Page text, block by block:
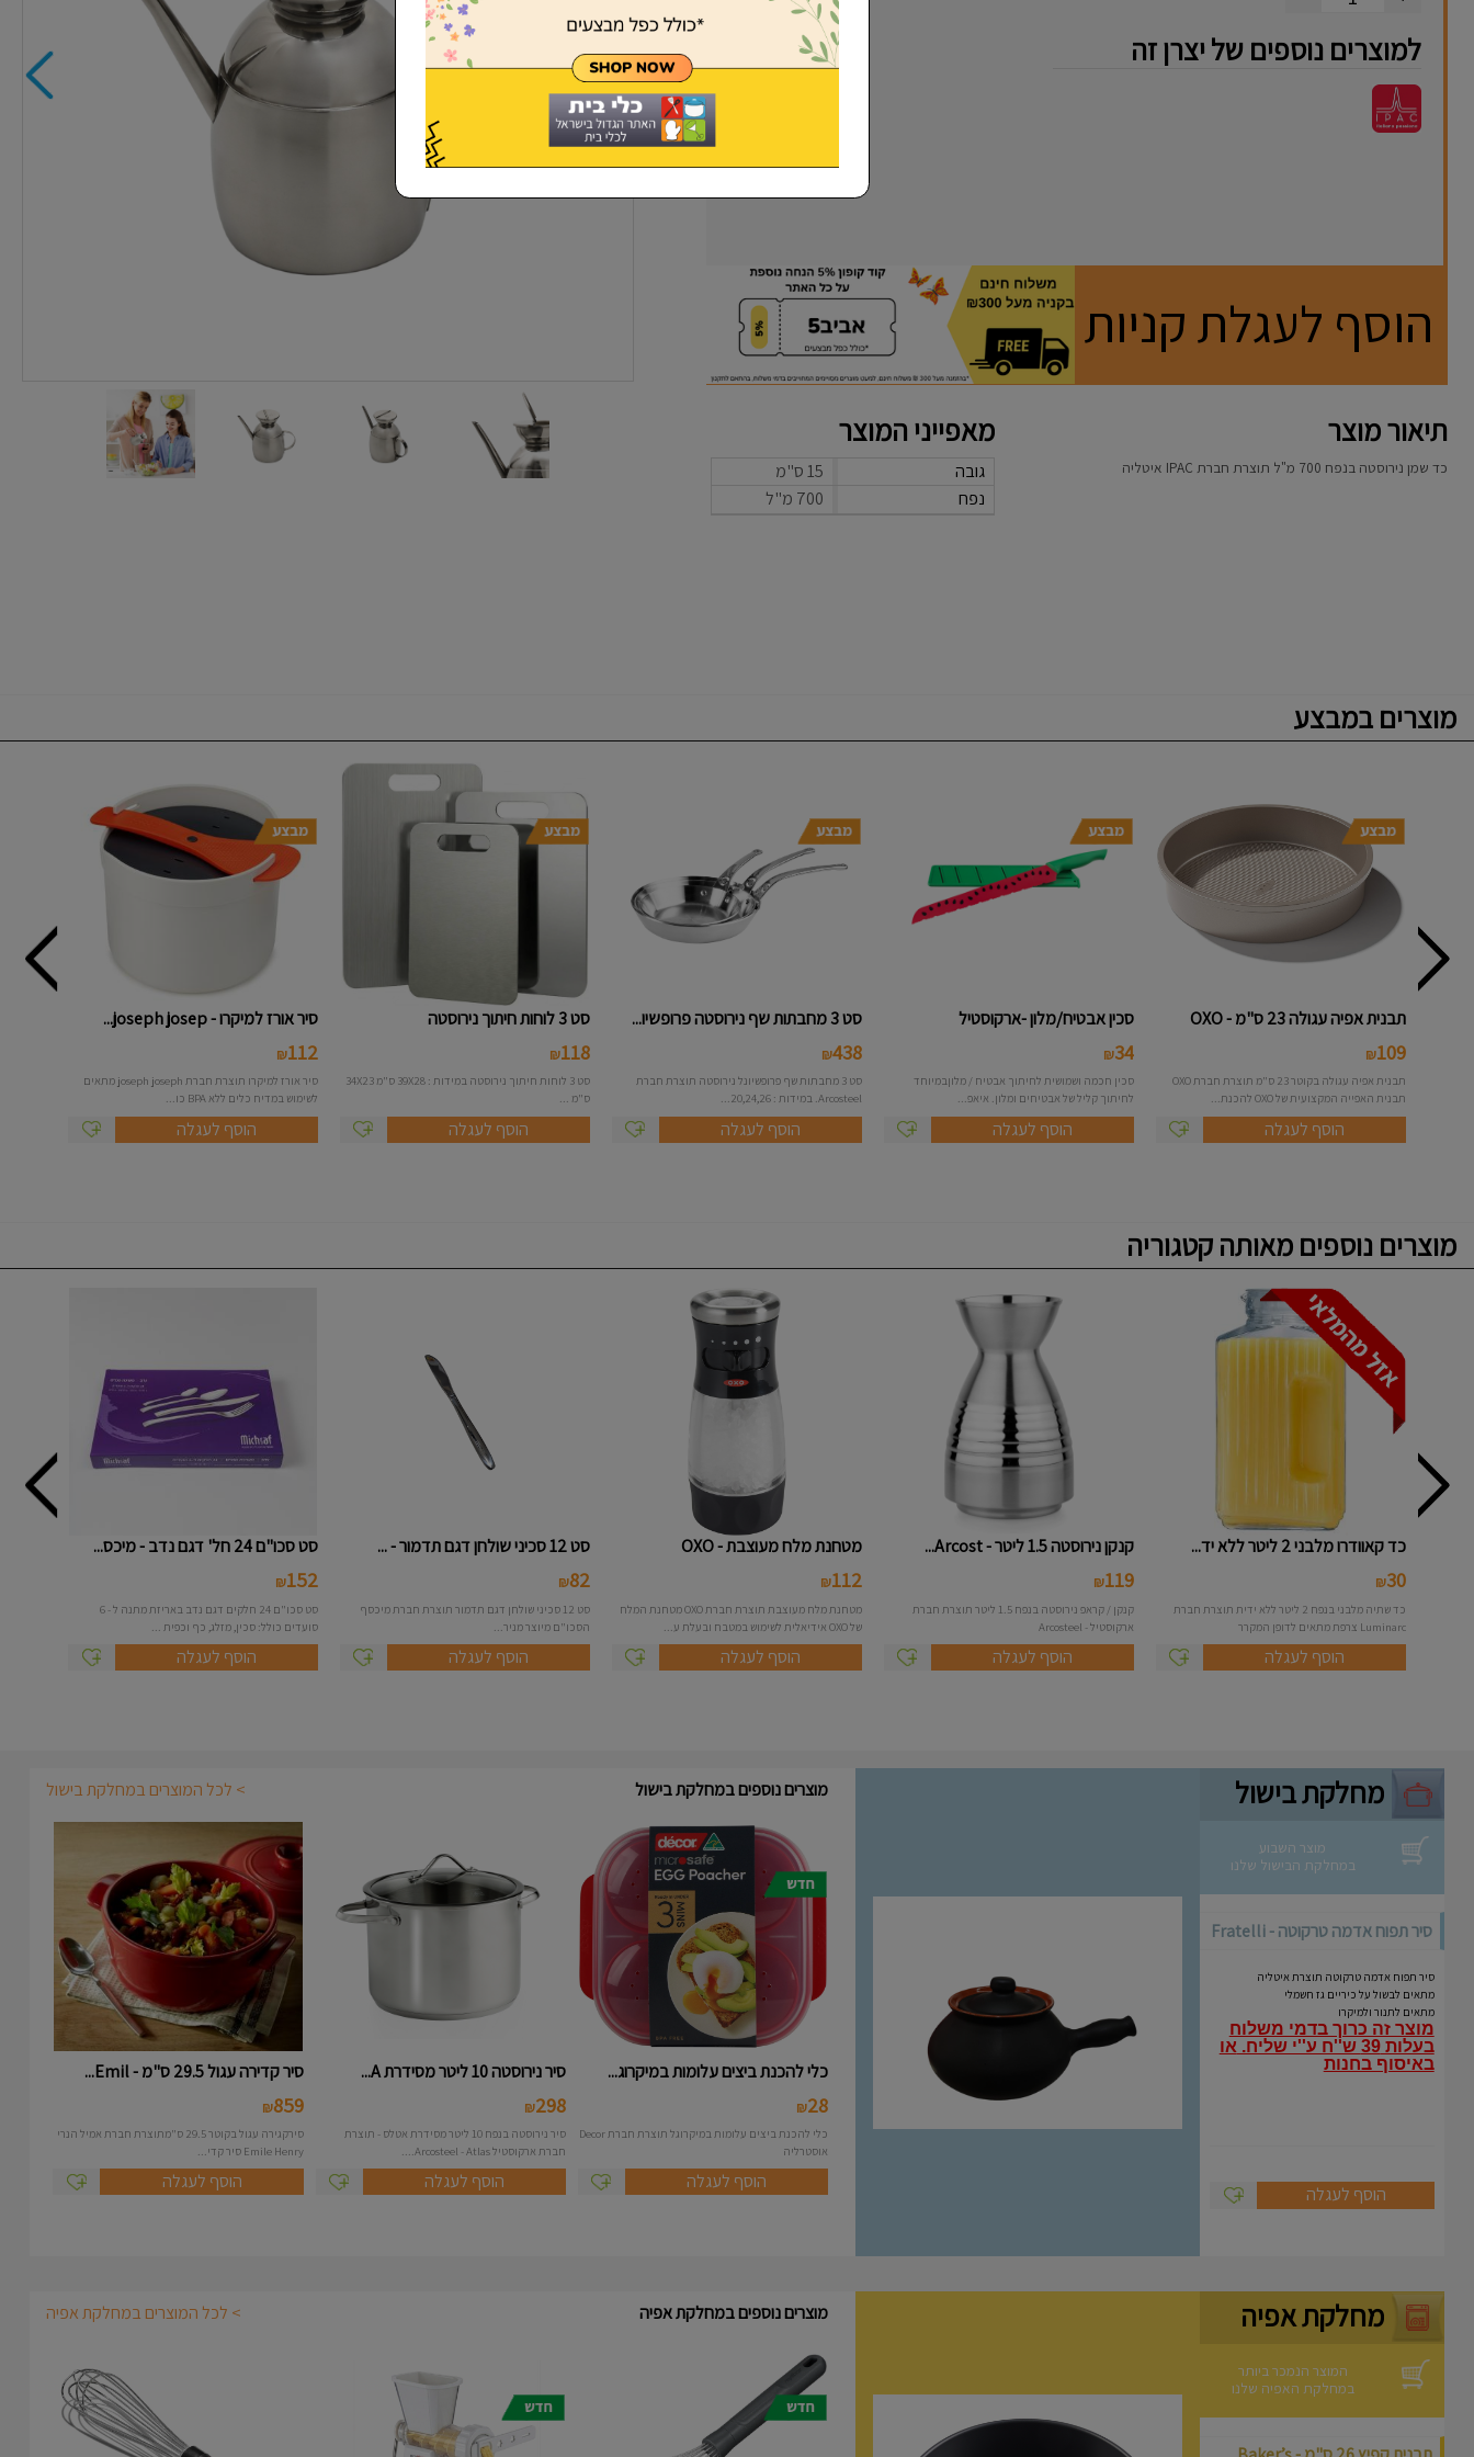
שכחתי סיסמא למוצרים נוספים של יצרן זה
הוסף לעגלת קניות
תיאור מוצר מאפייני המוצר
גובה
15 ס"מ
נפח
700 מ"ל
כד שמן נירוסטה בנפח 700 מ"ל תוצרת חברת IPAC איטליה
מוצרים במבצע
תבנית אפיה עגולה 23 ס"מ - OXO
109
₪
תבנית אפיה עגולה בקוטר 23 ס"מ תוצרת חברת OXO
תבנית האפייה המקצועית של OXO להכנת...
הוסף לעגלה
סכין אבטיח/מלון -ארקוסטיל
34
₪
סכין חכמה ושמושית לחיתוך אבטיח / מלוןבמיוחד
לחיתוך קליל של אבטיחים ומלון. איאפ...
הוסף לעגלה
סט 3 מחבתות שף נירוסטה פרופשיו...
438
₪
סט 3 מחבתות שף פרופשיונל נירוסטה תוצרת חברת
Arcosteel. במידות : 20,24,26...
הוסף לעגלה
סט 3 לוחות חיתוך נירוסטה
118
₪
סט 3 לוחות חיתוך נירוסטה במידות : 39X28 ס"מ 34X23
ס"מ ...
הוסף לעגלה
סיר אורז למיקרו - joseph josep...
112
₪
סיר אורז למיקרו תוצרת חברת joseph joseph מתאים
לשימוש במדיח כלים ללא BPA כו...
הוסף לעגלה
מוצרים נוספים מאותה קטגוריה
כד קאוודרו מלבני 2 ליטר ללא יד...
30
₪
כד שתיה מלבני בנפח 2 ליטר ללא ידית תוצרת חברת
Luminarc צרפת מתאים לדופן המקרר
הוסף לעגלה
קנקן נירוסטה 1.5 ליטר - Arcost...
119
₪
קנקן / קראפ נירוסטה בנפח 1.5 ליטר תוצרת חברת
ארקוסטיל - Arcosteel
הוסף לעגלה
מטחנת מלח מעוצבת - OXO
112
₪
מטחנת מלח מעוצבת תוצרת חברת OXO מטחנת המלח
של OXO אידיאלית לשימוש במטבח ובעלת ע...
הוסף לעגלה
סט 12 סכיני שולחן דגם תדמור - ...
82
₪
סט 12 סכיני שולחן דגם תדמור תוצרת חברת מיכסף
הסכו"ם מיוצר מניר...
הוסף לעגלה
סט סכו"ם 24 חל' דגם נדב - מיכס...
152
₪
סט סכו"ם 24 חלקים דגם נדב באריזת מתנה ל - 6
סועדים כולל: סכין, מזלג, כף וכפית ...
הוסף לעגלה
מחלקת בישול
מוצר השבוע
במחלקת הבישול שלנו
סיר תפוח אדמה טרקוטה - Fratelli
סיר תפוח אדמה טרקוטה תוצרת איטליה
מתאים לבשול על כיריים גז חשמלי
מתאים לתנור ולמיקרו
מוצר זה כרוך בדמי משלוח
בעלות 39 ש''ח ע''י שליח.
או
באיסוף בחנות
הוסף לעגלה
מוצרים נוספים במחלקת בישול > לכל המוצרים במחלקת בישול
כלי להכנת ביצים עלומות במיקרוג...
28
₪
כלי להכנת ביצים עלומות במיקרוגל תוצרת חברת Decor
אוסטרליה
הוסף לעגלה
סיר נירוסטה 10 ליטר מסידרת A...
298
₪
סיר נירוסטה בנפח 10 ליטר מסידרת אטלס - תוצרת
חברת ארקוסטיל Arcosteel - Atlas....
הוסף לעגלה
סיר קדירה עגול 29.5 ס"מ - Emil...
859
₪
סירקגירה עגול בקוטר 29.5 ס"מתוצרת חברת אמיל הנרי
Emile Henry סיר קדי...
הוסף לעגלה
מחלקת אפיה
המוצר הנמכר ביותר
במחלקת האפיה שלנו
מוצרים נוספים במחלקת אפיה > לכל המוצרים במחלקת אפיה